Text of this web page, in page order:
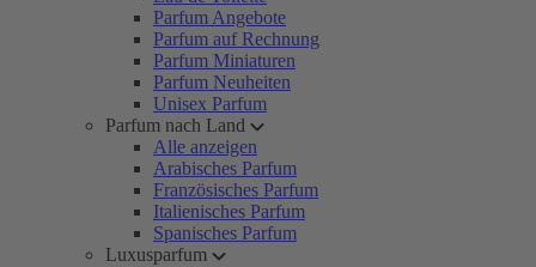
Parfum Angebote
Parfum auf Rechnung
Parfum Miniaturen
Parfum Neuheiten
Unisex Parfum
Parfum nach Land
Alle anzeigen
Arabisches Parfum
Französisches Parfum
Italienisches Parfum
Spanisches Parfum
Luxusparfum